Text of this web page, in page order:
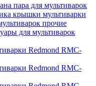
пара для мультиварок
крышки мультиварки
прочие
для мультиварок
Redmond RMC-
Redmond RMC-